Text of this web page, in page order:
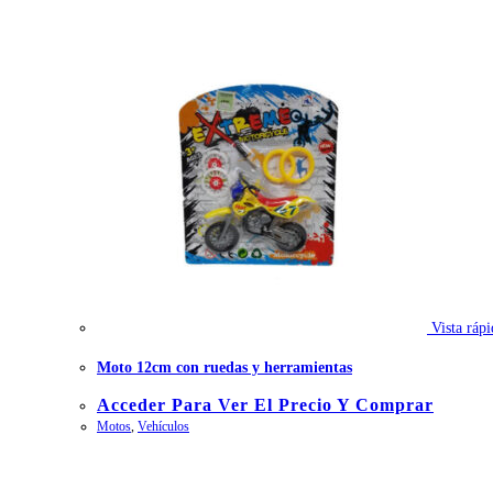
Vista
Moto 12cm con ruedas y herramientas
Acceder Para Ver El Precio Y Comprar
Motos, Vehículos